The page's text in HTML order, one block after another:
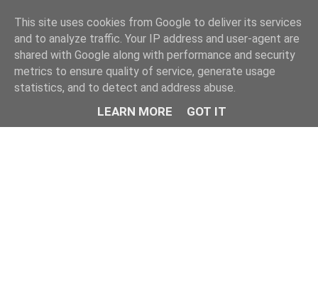
This site uses cookies from Google to deliver its services
and to analyze traffic. Your IP address and user-agent are
shared with Google along with performance and security
metrics to ensure quality of service, generate usage
statistics, and to detect and address abuse.
LEARN MORE GOT IT